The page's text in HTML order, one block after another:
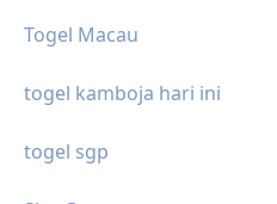
Togel Macau
togel kamboja hari ini
togel sgp